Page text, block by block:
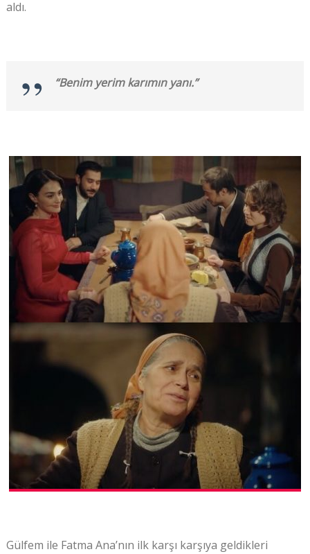
aldı.
“Benim yerim karımın yanı.”
Gülfem ile Fatma Ana’nın ilk karşı karşıya geldikleri